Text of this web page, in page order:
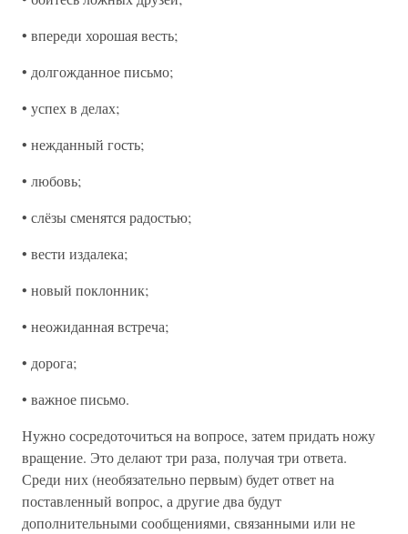
• впереди хорошая весть;
• долгожданное письмо;
• успех в делах;
• нежданный гость;
• любовь;
• слёзы сменятся радостью;
• вести издалека;
• новый поклонник;
• неожиданная встреча;
• дорога;
• важное письмо.
Нужно сосредоточиться на вопросе, затем придать ножу
вращение. Это делают три раза, получая три ответа.
Среди них (необязательно первым) будет ответ на
поставленный вопрос, а другие два будут
дополнительными сообщениями, связанными или не